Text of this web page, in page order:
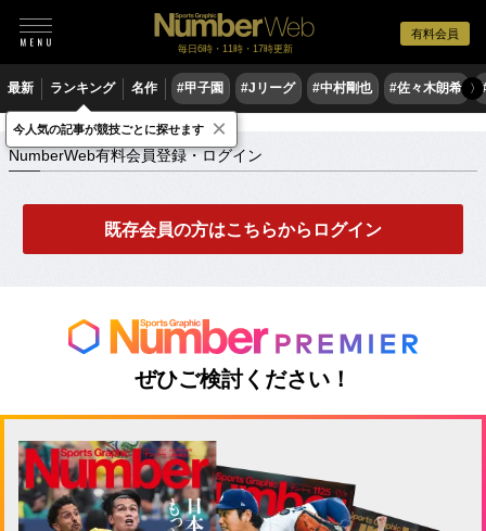
有料会員
毎日6時・11時・17時更新
最新 ランキング 名作 #甲子園 #Jリーグ #中村剛也 #佐々木朗希 〉
NumberWeb有料会員登録・ログイン
NumberWeb有料会員登録・ログイン
既存会員の方はこちらからログイン
ぜひご検討ください！
今人気の記事が競技ごとに探せます ×